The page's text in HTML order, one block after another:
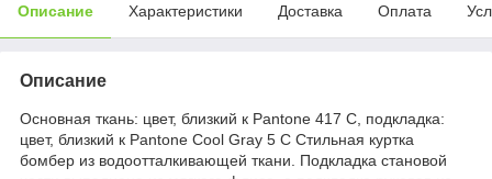
Описание Характеристики Доставка Оплата
Описание
Основная ткань: цвет, близкий к Pantone 417 С, подкладка:
цвет, близкий к Pantone Cool Gray 5 C Стильная куртка
бомбер из водоотталкивающей ткани. Подкладка становой